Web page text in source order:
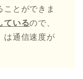
ことができま
ているので、
は通信速度が